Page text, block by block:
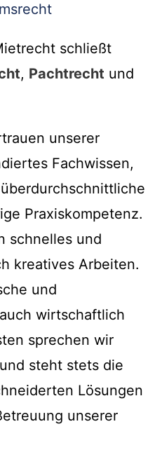
schließt
, Pachtrecht und
unserer
Fachwissen,
Praxiskompetenz.
schnelles und
kreatives Arbeiten.
und
wirtschaftlich
sprechen wir
steht stets die
Lösungen
unserer